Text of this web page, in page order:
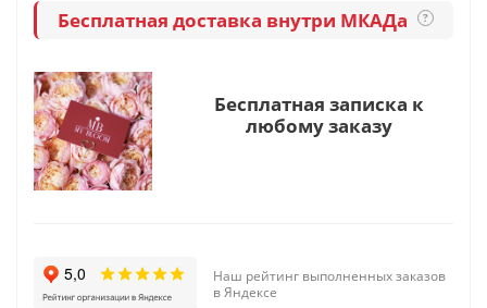
Бесплатная доставка внутри МКАДа ?
Бесплатная записка к
любому заказу
Наш рейтинг выполненных заказов
в Яндексе